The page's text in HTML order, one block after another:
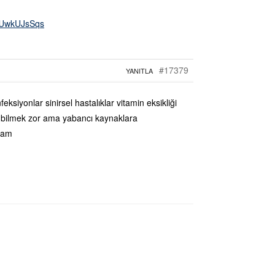
#17379
YANITLA
sinirsel hastalıklar vitamin eksikliği
zor ama yabancı kaynaklara